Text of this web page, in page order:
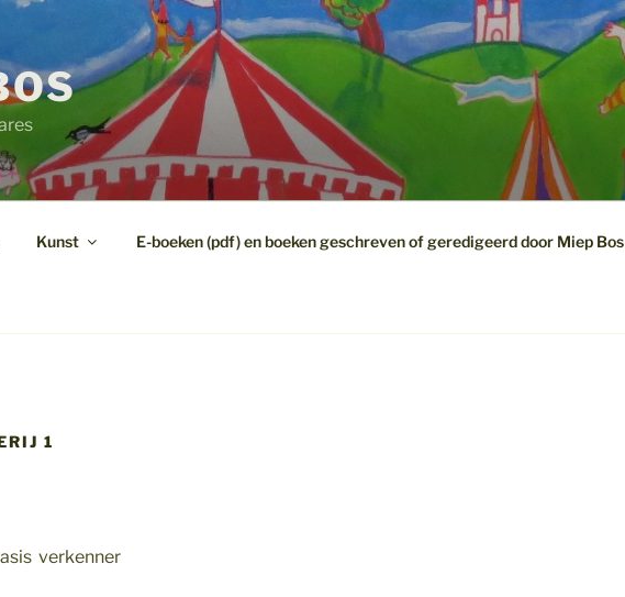
Kunst E-boeken (pdf) en boeken geschreven of geredigeerd door Miep Bos
1
verkenner